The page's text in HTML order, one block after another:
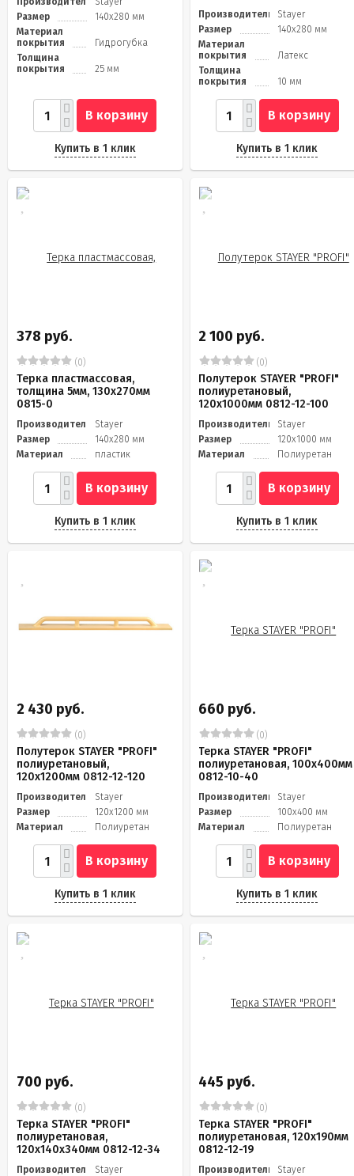
Размер
140х280 мм
Материал
покрытия
Гидрогубка
Толщина
покрытия
25 мм
В корзину
Купить в 1 клик
Производитель
Stayer
Размер
140х280 мм
Материал
покрытия
Латекс
Толщина
покрытия
10 мм
В корзину
Купить в 1 клик
378 руб.
(0)
Терка пластмассовая,
толщина 5мм, 130х270мм
0815-0
Производитель
Stayer
Размер
140х280 мм
Материал
пластик
В корзину
Купить в 1 клик
2 100 руб.
(0)
Полутерок STAYER "PROFI"
полиуретановый,
120x1000мм 0812-12-100
Производитель
Stayer
Размер
120х1000 мм
Материал
Полиуретан
В корзину
Купить в 1 клик
2 430 руб.
(0)
Полутерок STAYER "PROFI"
полиуретановый,
120x1200мм 0812-12-120
Производитель
Stayer
Размер
120x1200 мм
Материал
Полиуретан
В корзину
Купить в 1 клик
660 руб.
(0)
Терка STAYER "PROFI"
полиуретановая, 100x400мм
0812-10-40
Производитель
Stayer
Размер
100x400 мм
Материал
Полиуретан
В корзину
Купить в 1 клик
700 руб.
(0)
Терка STAYER "PROFI"
полиуретановая,
120x140x340мм 0812-12-34
Производитель Stayer
445 руб.
(0)
Терка STAYER "PROFI"
полиуретановая, 120x190мм
0812-12-19
Производитель Stayer